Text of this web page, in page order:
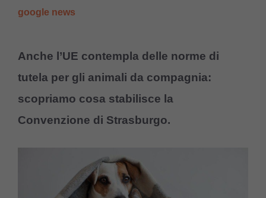
google news
Anche l’UE contempla delle norme di
tutela per gli animali da compagnia:
scopriamo cosa stabilisce la
Convenzione di Strasburgo.